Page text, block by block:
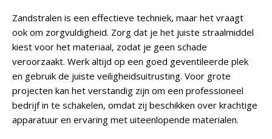
Zandstralen is een effectieve techniek, maar het vraagt
ook om zorgvuldigheid. Zorg dat je het juiste straalmiddel
kiest voor het materiaal, zodat je geen schade
veroorzaakt. Werk altijd op een goed geventileerde plek
en gebruik de juiste veiligheidsuitrusting. Voor grote
projecten kan het verstandig zijn om een professioneel
bedrijf in te schakelen, omdat zij beschikken over krachtige
apparatuur en ervaring met uiteenlopende materialen.